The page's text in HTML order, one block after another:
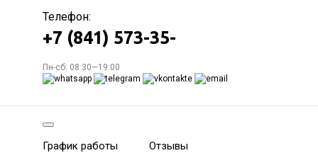
Телефон:
+7 (841) 573-35-
Пн-сб: 08:30—19:00
График работы Отзывы